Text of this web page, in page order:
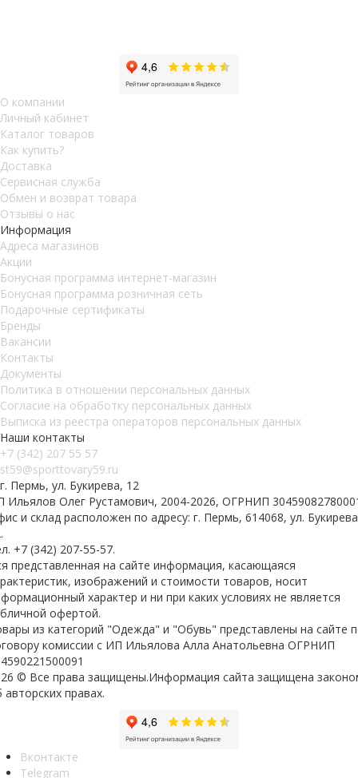
О компании
Личный кабинет
Каталог товаров
Как купить?
Доставка
Сервисная служба
Обмен и возврат товара
Отзывы о нас
Информация
Адреса магазинов
Акции
Бонусная программа интернет-магазин
Бонусная программа розничная сеть
Подарочные сертификаты
Бренды
Вакансии
Контакты
Документы
Политика в отношении персональных данных
Согласие на обработку персональных данных
Выписка из реестра операторов персональных данных
Наши контакты
+7 (342) 207 55 57
st59@sporttovary59.ru
г. Пермь, ул. Букирева, 12
Ильялов Олег Рустамович, 2004-2026, ОГРНИП
и склад расположен по адресу: г. Пермь, 614068, ул.
+7 (342) 207-55-57.
представленная на сайте информация, касающаяся
изображений и стоимости товаров, носит
характер и ни при каких условиях не является
офертой.
из категорий "Одежда" и "Обувь" представлены на сайте
комиссии с ИП Ильялова Алла Анатольевна ОГРНИП
© Все права защищены.Информация сайта защищена
авторских правах.
Вконтакте
Telegram